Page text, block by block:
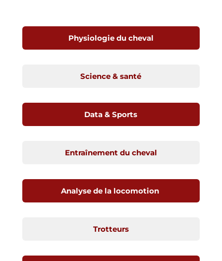
Physiologie du cheval
Science & santé
Data & Sports
Entraînement du cheval
Analyse de la locomotion
Trotteurs